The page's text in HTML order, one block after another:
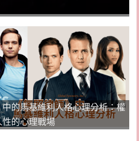
中的馬基維利人格心理分析：權
的心理戰場